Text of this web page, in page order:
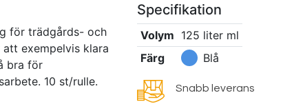
för trädgårds- och
exempelvis klara
bra för
10 st/rulle.
Specifikation
Volym 125 liter ml
Färg
Blå
Snabb leverans